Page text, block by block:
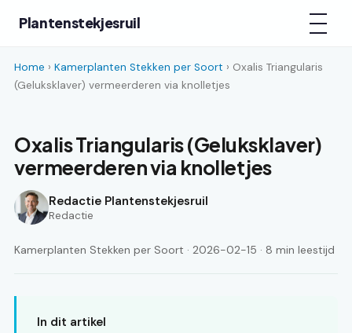
Plantenstekjesruil
Home › Kamerplanten Stekken per Soort › Oxalis Triangularis
(Geluksklaver) vermeerderen via knolletjes
Oxalis Triangularis (Geluksklaver)
vermeerderen via knolletjes
Redactie Plantenstekjesruil
Redactie
Kamerplanten Stekken per Soort · 2026-02-15 · 8 min leestijd
In dit artikel